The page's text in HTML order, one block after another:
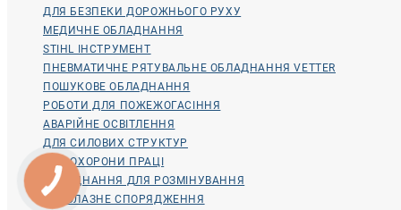
ДЛЯ БЕЗПЕКИ ДОРОЖНЬОГО РУХУ
МЕДИЧНЕ ОБЛАДНАННЯ
STIHL ІНСТРУМЕНТ
ПНЕВМАТИЧНЕ РЯТУВАЛЬНЕ ОБЛАДНАННЯ VETTER
ПОШУКОВЕ ОБЛАДНАННЯ
РОБОТИ ДЛЯ ПОЖЕЖОГАСІННЯ
АВАРІЙНЕ ОСВІТЛЕННЯ
ДЛЯ СИЛОВИХ СТРУКТУР
ДЛЯ ОХОРОНИ ПРАЦІ
ОБЛАДНАННЯ ДЛЯ РОЗМІНУВАННЯ
ВОДОЛАЗНЕ СПОРЯДЖЕННЯ